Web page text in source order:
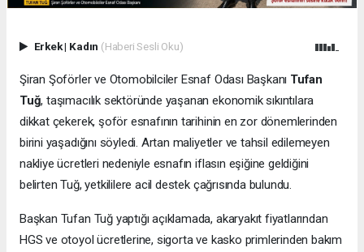
Erkek| Kadın (Haberi Sesli Oku)
Şiran Şoförler ve Otomobilciler Esnaf Odası Başkanı Tufan
Tuğ, taşımacılık sektöründe yaşanan ekonomik sıkıntılara
dikkat çekerek, şoför esnafının tarihinin en zor dönemlerinden
birini yaşadığını söyledi. Artan maliyetler ve tahsil edilemeyen
nakliye ücretleri nedeniyle esnafın iflasın eşiğine geldiğini
belirten Tuğ, yetkililere acil destek çağrısında bulundu.
Başkan Tufan Tuğ yaptığı açıklamada, akaryakıt fiyatlarından
HGS ve otoyol ücretlerine, sigorta ve kasko primlerinden bakım